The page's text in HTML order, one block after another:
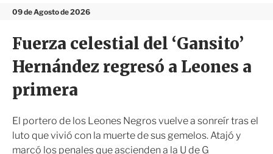
n
09 de Agosto de 2026
ó
s
i
o
r
Fuerza celestial del ‘Gansito’
Hernández regresó a Leones a
primera
El portero de los Leones Negros vuelve a sonreír tras el
luto que vivió con la muerte de sus gemelos. Atajó y
marcó los penales que ascienden a la U de G